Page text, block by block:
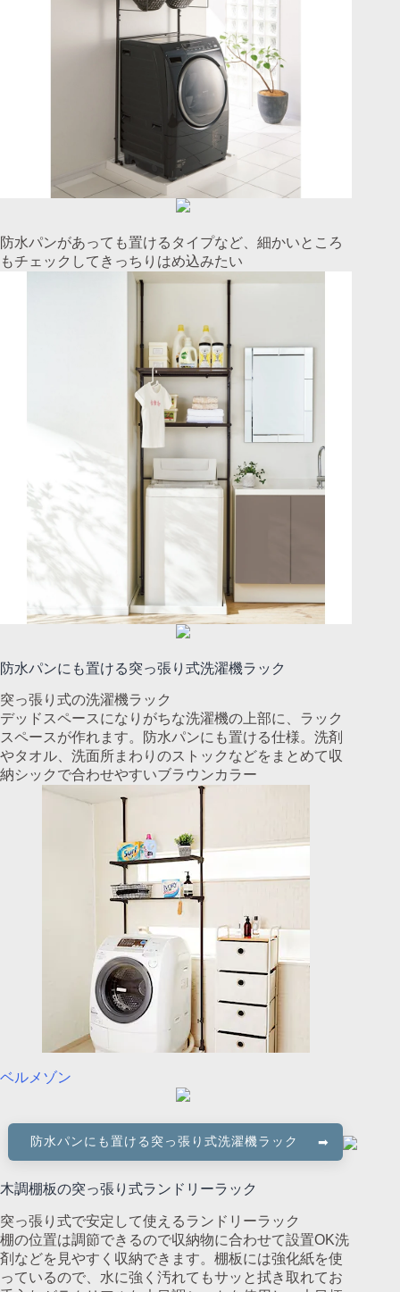
防水パンがあっても置けるタイプなど、細かいところ
もチェックしてきっちりはめ込みたい
防水パンにも置ける突っ張り式洗濯機ラック
突っ張り式の洗濯機ラック
デッドスペースになりがちな洗濯機の上部に、ラック
スペースが作れます。防水パンにも置ける仕様。洗剤
やタオル、洗面所まわりのストックなどをまとめて収
納シックで合わせやすいブラウンカラー
ベルメゾン
防水パンにも置ける突っ張り式洗濯機ラック
木調棚板の突っ張り式ランドリーラック
突っ張り式で安定して使えるランドリーラック
棚の位置は調節できるので収納物に合わせて設置OK洗
剤などを見やすく収納できます。棚板には強化紙を使
っているので、水に強く汚れてもサッと拭き取れてお